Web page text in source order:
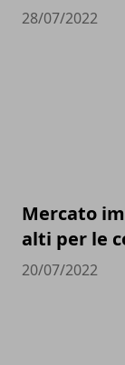
28/07/2022
Mercato
alti per le
20/07/2022